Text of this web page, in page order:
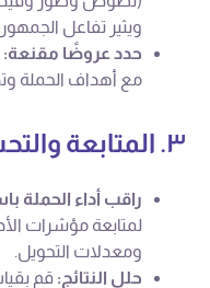
ويثير تفاعل
حدد عروضًا مقنعة:
مع أهداف الحملة
٣. المتابعة والتحسين
راقب أداء الحملة
لمتابعة مؤشرات
ومعدلات التحويل.
حلل النتائج: